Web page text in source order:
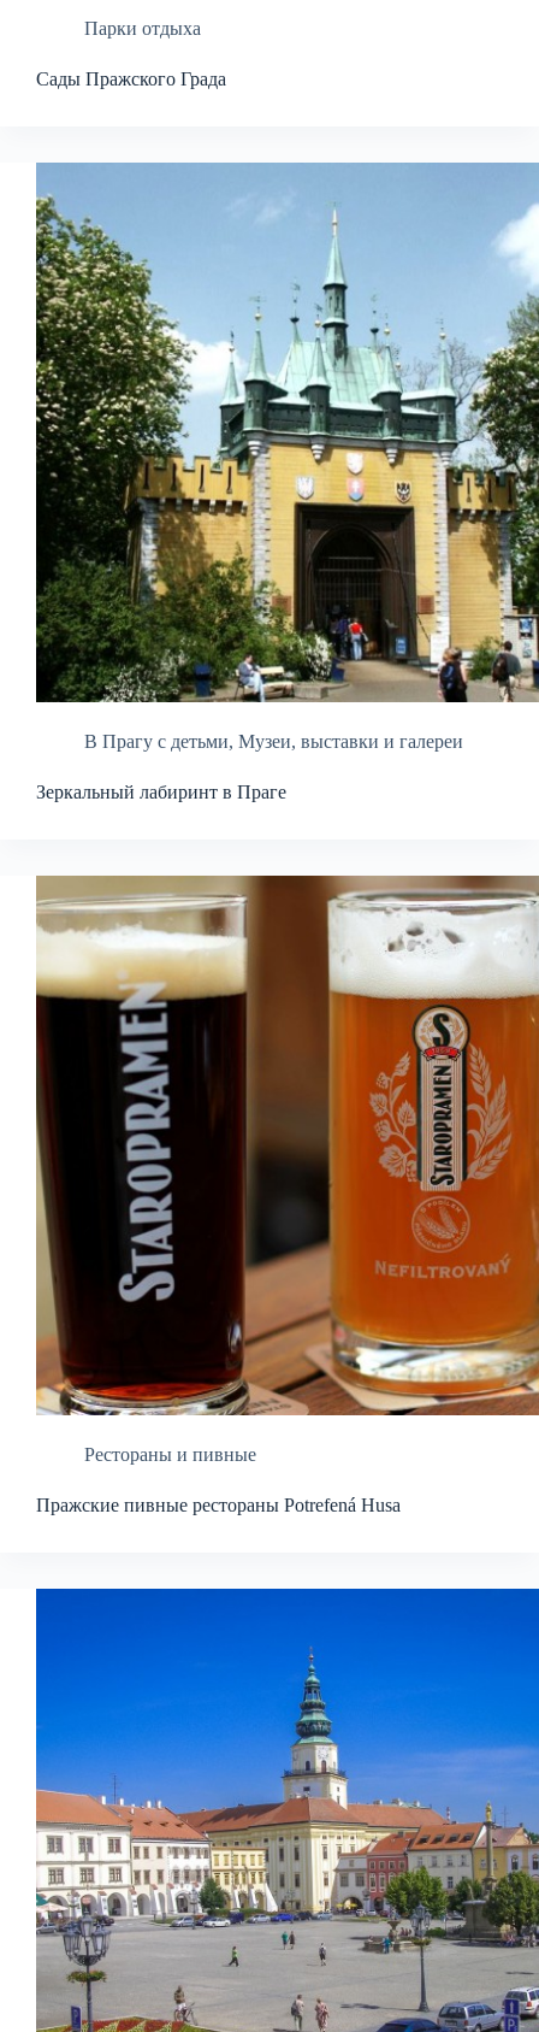
Парки отдыха
Сады Пражского Града
В Прагу с детьми, Музеи, выставки и галереи
Зеркальный лабиринт в Праге
Рестораны и пивные
Пражские пивные рестораны Potrefená Husa